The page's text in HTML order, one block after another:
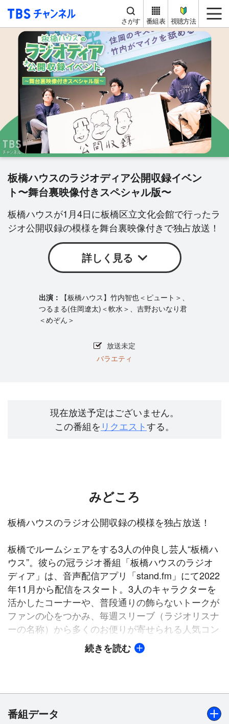
TBS チャンネル
さがす 番組表 視聴方法
板橋ハウスのラジオディア公開収録イベン
ト〜舞台裏映像付きスペシャル版〜
板橋ハウスが1月4日に板橋区立文化会館で行ったラ
ジオ公開収録の模様を舞台裏映像付きで独占放送！
詳しく見る
【板橋ハウス】竹内智也＜ピュート＞、
つるまる(住岡遼太)＜軟水＞、吉野おいなり君
＜めぞん＞
放送未定
バラエティ
現在放送予定はございません。
この番組を リクエストする。
みどころ
板橋ハウスのラジオ公開収録の模様を独占放送！
板橋でルームシェアをする3人の仲良し芸人“板橋ハ
ウス”。彼らの冠ラジオ番組「板橋ハウスのラジオ
ディア」は、音声配信アプリ「stand.fm」にて2022
年11月から配信をスタート。3人のキャラクターを
活かしたコーナーや、普段通りの飾らないトークが
ファンの心をつかみ、毎週スリーブ（ラジオリスナ
ーの名称）から多くのお便りが寄せられる人気コン
テンツとなっている。2024年1月4日に板橋区立文
化会館で開催したラジオ公開収録は、観覧チケット
橋ハウスとスリーブが一体となって作り上げたラジ
オの現場を映像でも楽しもう！
続きを読む
番組データ